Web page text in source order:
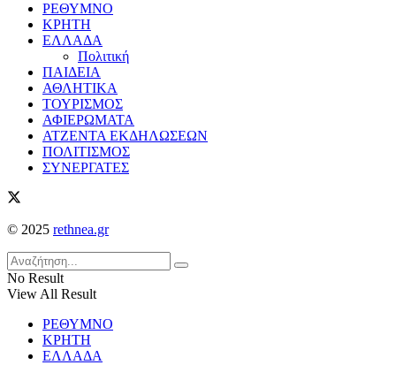
ΡΕΘΥΜΝΟ
ΚΡΗΤΗ
ΕΛΛΑΔΑ
Πολιτική
ΠΑΙΔΕΙΑ
ΑΘΛΗΤΙΚΑ
ΤΟΥΡΙΣΜΟΣ
ΑΦΙΕΡΩΜΑΤΑ
ΑΤΖΕΝΤΑ ΕΚΔΗΛΩΣΕΩΝ
ΠΟΛΙΤΙΣΜΟΣ
ΣΥΝΕΡΓΑΤΕΣ
© 2025 rethnea.gr
No Result
View All Result
ΡΕΘΥΜΝΟ
ΚΡΗΤΗ
ΕΛΛΑΔΑ